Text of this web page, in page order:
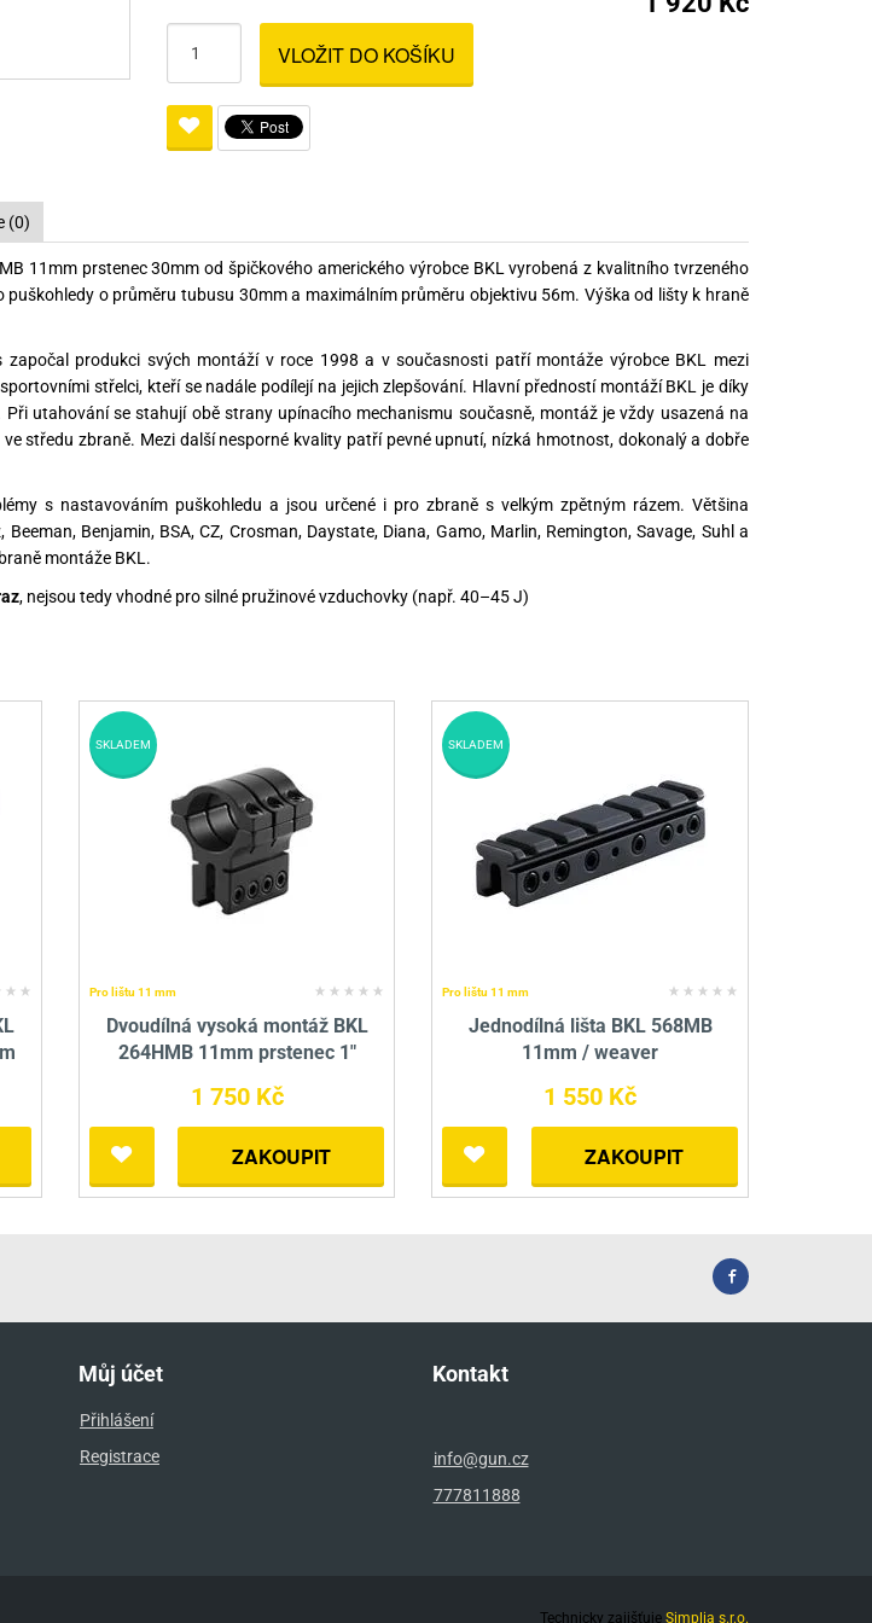
Pistolové a revolverové náboje Ochranné prostředky
Rowan Engineering
Bipody, stolice a vaky
Pro perkusní zbraně
Svítilny
VLOŽIT DO KOŠÍKU
(0)
11mm prstenec 30mm od špičkového amerického výrobce BKL vyrobená z kvalitního tvrzeného
o průměru tubusu 30mm a maximálním průměru objektivu 56m. Výška od lišty k hraně
započal produkci svých montáží v roce 1998 a v současnosti patří montáže výrobce BKL mezi
střelci, kteří se nadále podílejí na jejich zlepšování. Hlavní předností montáží BKL je díky
utahování se stahují obě strany upínacího mechanismu současně, montáž je vždy usazená na
středu zbraně. Mezi další nesporné kvality patří pevné upnutí, nízká hmotnost, dokonalý a dobře
s nastavováním puškohledu a jsou určené i pro zbraně s velkým zpětným rázem. Většina
Benjamin, BSA, CZ, Crosman, Daystate, Diana, Gamo, Marlin, Remington, Savage, Suhl a
montáže BKL.
, nejsou tedy vhodné pro silné pružinové vzduchovky (např. 40–45 J)
Pro lištu 11 mm
Dvoudílná vysoká montáž BKL
264HMB 11mm prstenec 1"
1 750 Kč
ZAKOUPIT
SKLADEM
Pro lištu 11 mm
Jednodílná lišta BKL 568MB
11mm / weaver
1 550 Kč
ZAKOUPIT
SKLADEM
Můj účet
Přihlášení
Registrace
Kontakt
info@gun.cz
777811888
Technicky zajišťuje Simplia s.r.o.